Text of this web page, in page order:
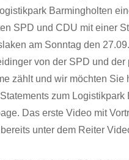
Barmingholten
SPD und CDU mit einer
am Sonntag den
von der SPD und
zählt und wir möchten
zum
Das erste Video mit
unter dem Reiter